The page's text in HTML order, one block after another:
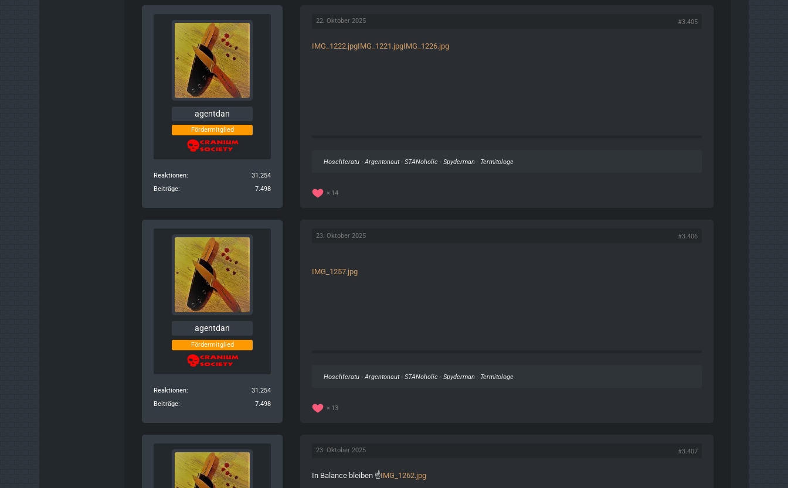
agentdan
Fördermitglied
Reaktionen
31.254
Beiträge
7.498
22. Oktober 2025 #3.405
IMG_1222.jpgIMG_1221.jpgIMG_1226.jpg
Hoschferatu - Argentonaut - STANoholic - Spyderman - Termitologe
14
agentdan
Fördermitglied
Reaktionen
31.254
Beiträge
7.498
23. Oktober 2025 #3.406
IMG_1257.jpg
Hoschferatu - Argentonaut - STANoholic - Spyderman - Termitologe
13
23. Oktober 2025 #3.407
In Balance bleiben ☝️IMG_1262.jpg